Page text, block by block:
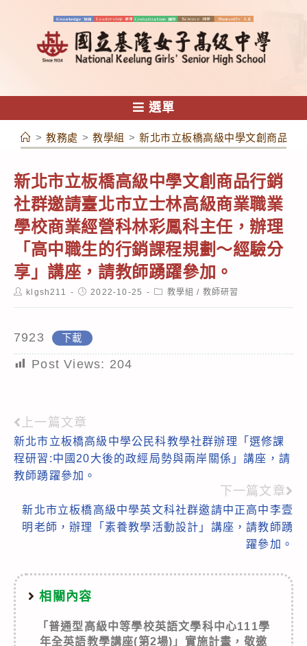
容
選單
> 教務處 > 教學組 > 新北市立板橋高級中學文創商品行
新北市立板橋高級中學文創商品行銷
社群邀請臺北市立士林高級商業職業
學校商業經營科林彩鳳科主任，辦理
「高中職生的行銷課程規劃～經驗分
享」講座，請教師踴躍參加。
Postklgsh211
Post2022-10-25
Post教學組 / 教師研習
7923 下載
Post Views: 204
Read
more
articles
上一篇文章
新北市立板橋高級中學公民科教學社群辦理「選修課
程研習:中國20大後的政經局勢與兩岸關係」講座，請
教師踴躍參加。
下一篇文章
新北市立板橋高級中學英文科社群邀請中正高中李壹
明老師，辦理「素養教學活動設計」講座，請教師踴
躍參加。
相關內容
「普通型高級中等學校英語文學科中心111學
年全英語教學講座(第2場)」實施計畫，敬邀